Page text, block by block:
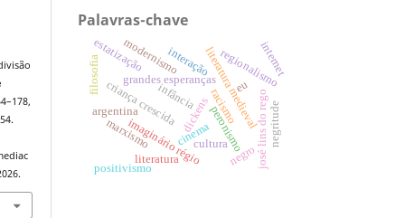
Palavras-chave
dickens
infância
grandes esperanças
criança crescida
cinema
imaginário régio
literatura medieval
peronismo
argentina
literatura josé lins do rego
modernismo regionalismo
cultura negritude
negro
racismo
marxismo
eu
interação internet
estatização
positivismo
filosofia